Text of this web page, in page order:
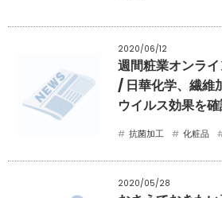
2020/06/12
週間粧業オンラ
/ 日華化学、繊維
ウイルス効果を
抗菌加工 化粧品
2020/05/28